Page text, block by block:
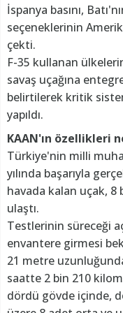
İspanya basını,
seçeneklerinin
çekti.
F-35 kullanan
savaş uçağına
belirtilerek kritik
yapıldı.
KAAN'ın özellikleri
Türkiye'nin milli
yılında başarıyla
havada kalan uçak,
ulaştı.
Testlerinin süreceği
envantere girmesi
21 metre
saatte 2 bin 210
dördü gövde içinde,